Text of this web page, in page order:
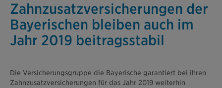
Zahnzusatzversicherungen der
Bayerischen bleiben auch im
Jahr 2019 beitragsstabil
Die Versicherungsgruppe die Bayerische garantiert bei ihren
Zahnzusatzversicherungen für das Jahr 2019 weiterhin